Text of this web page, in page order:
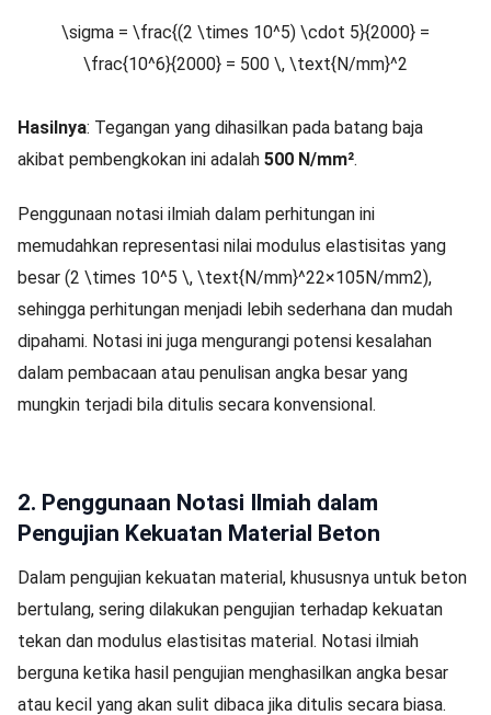
\sigma = \frac{(2 \times 10^5) \cdot 5}{2000} =
\frac{10^6}{2000} = 500 \, \text{N/mm}^2
Hasilnya: Tegangan yang dihasilkan pada batang baja
akibat pembengkokan ini adalah 500 N/mm².
Penggunaan notasi ilmiah dalam perhitungan ini
memudahkan representasi nilai modulus elastisitas yang
besar (2 \times 10^5 \, \text{N/mm}^22×105 N/mm2),
sehingga perhitungan menjadi lebih sederhana dan mudah
dipahami. Notasi ini juga mengurangi potensi kesalahan
dalam pembacaan atau penulisan angka besar yang
mungkin terjadi bila ditulis secara konvensional.
2. Penggunaan Notasi Ilmiah dalam
Pengujian Kekuatan Material Beton
Dalam pengujian kekuatan material, khususnya untuk beton
bertulang, sering dilakukan pengujian terhadap kekuatan
tekan dan modulus elastisitas material. Notasi ilmiah
berguna ketika hasil pengujian menghasilkan angka besar
atau kecil yang akan sulit dibaca jika ditulis secara biasa.